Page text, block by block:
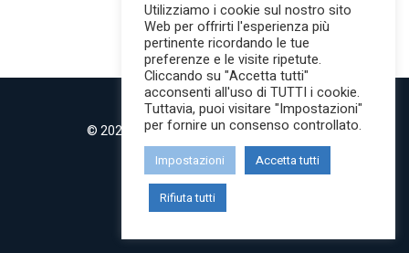
© 2022 MilanoMind | Tutti i diritti riservati.
P.IVA 09853820968
twitter instagram
Utilizziamo i cookie sul nostro sito
Web per offrirti l'esperienza più
pertinente ricordando le tue
preferenze e le visite ripetute.
Cliccando su "Accetta tutti"
acconsenti all'uso di TUTTI i cookie.
Tuttavia, puoi visitare "Impostazioni"
per fornire un consenso controllato.
Impostazioni Accetta tutti
Rifiuta tutti